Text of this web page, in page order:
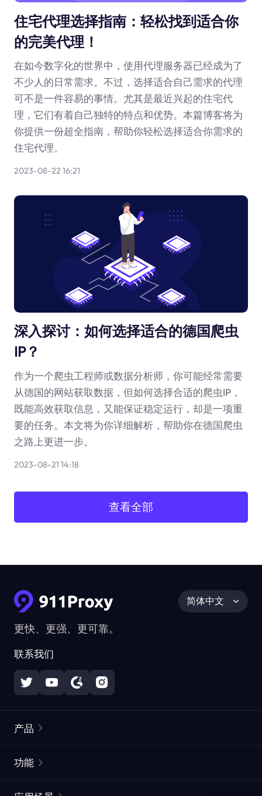
住宅代理选择指南：轻松找到适合你
的完美代理！
在如今数字化的世界中，使用代理服务器已经成为了
不少人的日常需求。不过，选择适合自己需求的代理
可不是一件容易的事情。尤其是最近兴起的住宅代
理，它们有着自己独特的特点和优势。本篇博客将为
你提供一份超全指南，帮助你轻松选择适合你需求的
住宅代理。
2023-08-22 16:21
深入探讨：如何选择适合的德国爬虫
IP？
作为一个爬虫工程师或数据分析师，你可能经常需要
从德国的网站获取数据，但如何选择合适的爬虫IP，
既能高效获取信息，又能保证稳定运行，却是一项重
要的任务。本文将为你详细解析，帮助你在德国爬虫
之路上更进一步。
2023-08-21 14:18
查看全部
更快、更强、更可靠。
联系我们
简体中文
产品
功能